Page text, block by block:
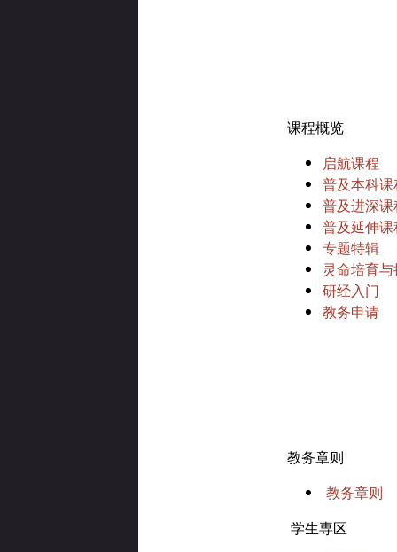
课程概览
启航课程
普及本科课
普及进深课
普及延伸课
专题特辑
灵命培育
研经入门
教务申请
教务章则
教务章则
学生専区